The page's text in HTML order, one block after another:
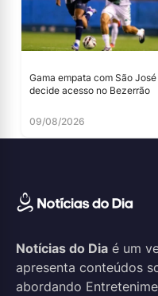
Gama empata com São José
decide acesso no Bezerrão
09/08/2026
Notícias do Dia é um
apresenta conteúdos
abordando